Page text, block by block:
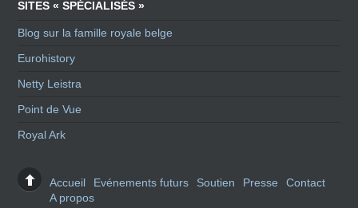
SITES « SPÉCIALISÉS »
Blog sur la famille royale belge
Eurohistory
Netty Leistra
Point de Vue
Royal Ark
Accueil Evénements futurs Soutien Presse
Contact
A propos